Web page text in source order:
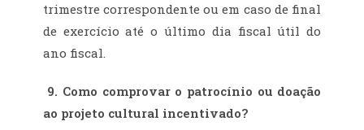
trimestre correspondente ou em caso de final
de exercício até o último dia fiscal útil do
ano fiscal.
9. Como comprovar o patrocínio ou doação
ao projeto cultural incentivado?